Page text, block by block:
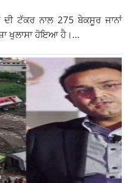
ਦੀ ਟੱਕਰ ਨਾਲ 275 ਬੇਕਸੂਰ ਜਾਨਾਂ
ਖੁਲਾਸਾ ਹੋਇਆ ਹੈ।...